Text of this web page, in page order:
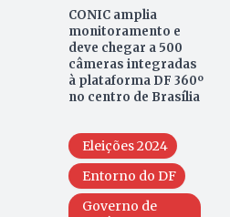
CONIC amplia
monitoramento e
deve chegar a 500
câmeras integradas
à plataforma DF 360º
no centro de Brasília
Eleições 2024
Entorno do DF
Governo de